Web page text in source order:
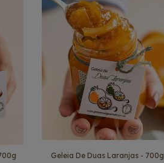
Geleia De Duas Laranjas - 700g